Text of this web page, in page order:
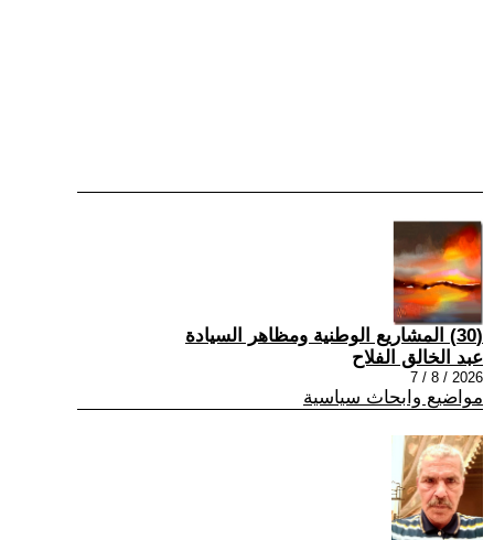
(30) المشاريع الوطنية ومظاهر السيادة
عبد الخالق الفلاح
2026 / 8 / 7
مواضيع وابحاث سياسية